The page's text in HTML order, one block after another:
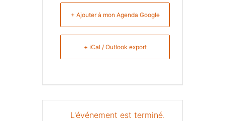
+ Ajouter à mon Agenda Google
+ iCal / Outlook export
L'événement est terminé.